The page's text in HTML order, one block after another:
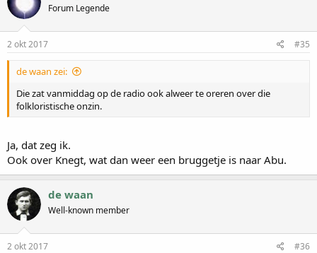
Forum Legende
2 okt 2017 #35
de waan zei:
Die zat vanmiddag op de radio ook alweer te oreren over die
folkloristische onzin.
Ja, dat zeg ik.
Ook over Knegt, wat dan weer een bruggetje is naar Abu.
de waan
Well-known member
2 okt 2017 #36